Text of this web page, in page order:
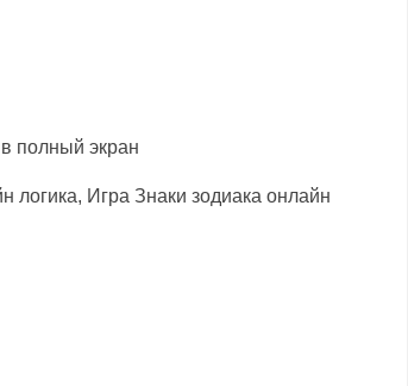
полный экран
Игра Знаки зодиака онлайн